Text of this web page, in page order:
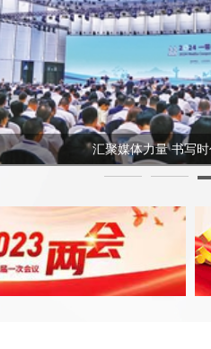
探访3名数控操作工如何与岗位更适